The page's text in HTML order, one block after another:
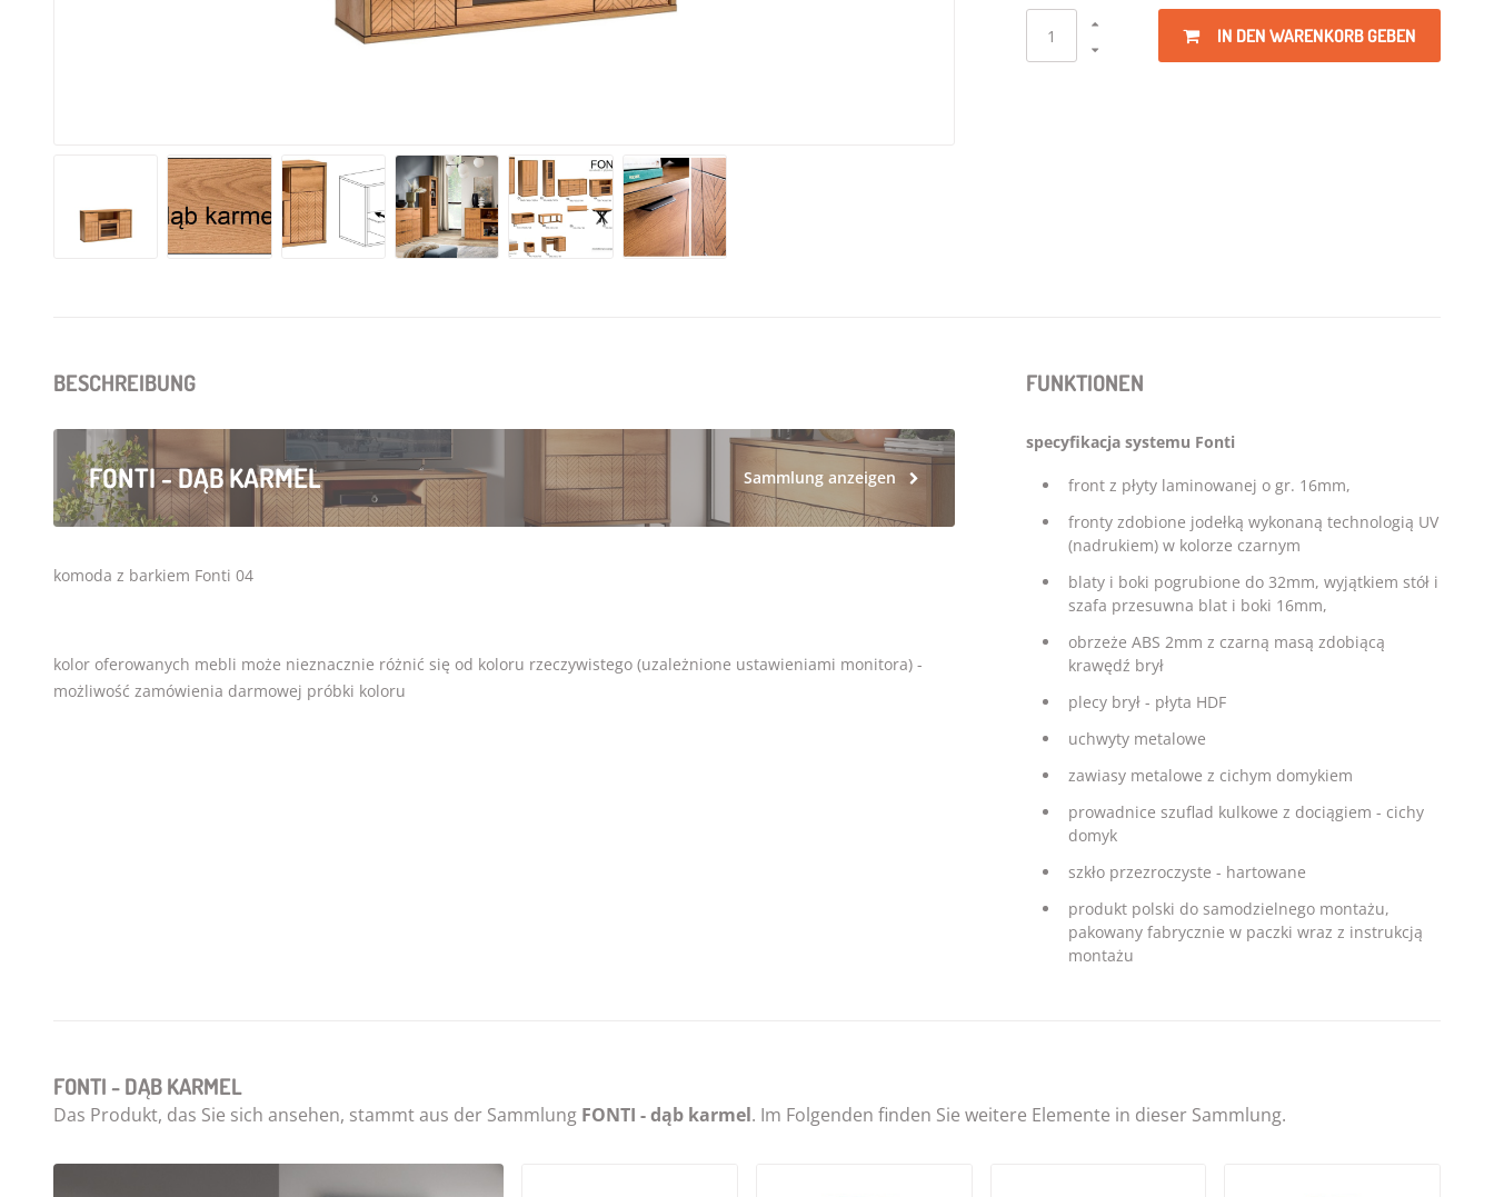
IN DEN WARENKORB GEBEN
BESCHREIBUNG
FONTI - DĄB KARMEL Sammlung anzeigen
komoda z barkiem Fonti 04
kolor oferowanych mebli może nieznacznie różnić się od koloru rzeczywistego (uzależnione ustawieniami monitora) -
możliwość zamówienia darmowej próbki koloru
FUNKTIONEN
specyfikacja systemu Fonti
front z płyty laminowanej o gr. 16mm,
fronty zdobione jodełką wykonaną technologią UV
(nadrukiem) w kolorze czarnym
blaty i boki pogrubione do 32mm, wyjątkiem stół i
szafa przesuwna blat i boki 16mm,
obrzeże ABS 2mm z czarną masą zdobiącą
krawędź brył
plecy brył - płyta HDF
uchwyty metalowe
zawiasy metalowe z cichym domykiem
prowadnice szuflad kulkowe z dociągiem - cichy
domyk
szkło przezroczyste - hartowane
produkt polski do samodzielnego montażu,
pakowany fabrycznie w paczki wraz z instrukcją
montażu
FONTI - DĄB KARMEL
Das Produkt, das Sie sich ansehen, stammt aus der Sammlung FONTI - dąb karmel. Im Folgenden finden Sie weitere Elemente in dieser Sammlung.